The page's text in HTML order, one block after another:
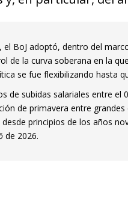
el BoJ adoptó, dentro del
de la curva soberana en la
se fue flexibilizando hasta
de subidas salariales entre el
de primavera entre
principios de los años
de 2026.